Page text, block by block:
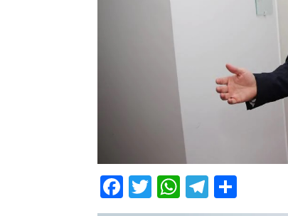
Facebook
Twitter
WhatsApp
Telegram